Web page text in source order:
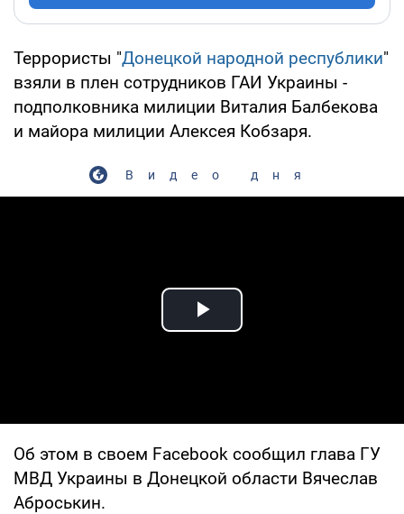
Террористы "Донецкой народной республики"
взяли в плен сотрудников ГАИ Украины -
подполковника милиции Виталия Балбекова
и майора милиции Алексея Кобзаря.
Видео дня
Play Video
Об этом в своем Facebook сообщил глава ГУ
МВД Украины в Донецкой области Вячеслав
Аброськин.